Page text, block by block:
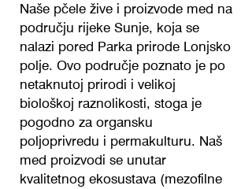
Naše pčele žive i proizvode med na
području rijeke Sunje, koja se
nalazi pored Parka prirode Lonjsko
polje. Ovo područje poznato je po
netaknutoj prirodi i velikoj
biološkoj raznolikosti, stoga je
pogodno za organsku
poljoprivredu i permakulturu. Naš
med proizvodi se unutar
kvalitetnog ekosustava (mezofilne